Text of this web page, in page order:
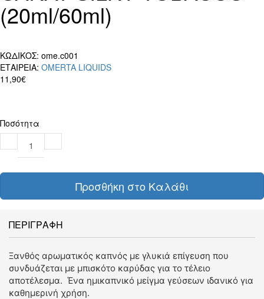
(20ml/60ml)
ΚΩΔΙΚΟΣ: ome.c001
ΕΤΑΙΡΕΙΑ: OMERTA LIQUIDS
11,90€
Ποσότητα
Προσθήκη στο Καλάθι
ΠΕΡΙΓΡΑΦΗ
Ξανθός αρωματικός καπνός με γλυκιά επίγευση που
συνδυάζεται με μπισκότο καρύδας για το τέλειο
αποτέλεσμα. Ένα ημικαπνικό μείγμα γεύσεων ιδανικό για
καθημερινή χρήση.